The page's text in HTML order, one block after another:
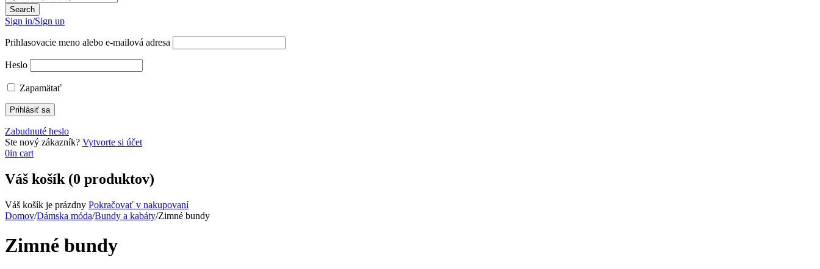
Sign in/Sign up
Prihlasovacie meno alebo e-mailová adresa
Heslo
Zapamätať
Zabudnuté heslo
Ste nový zákazník? Vytvorte si účet
0in cart
Váš košík (0 produktov)
Váš košík je prázdny Pokračovať v nakupovaní
Domov/Dámska móda/Bundy a kabáty/Zimné bundy
Zimné bundy